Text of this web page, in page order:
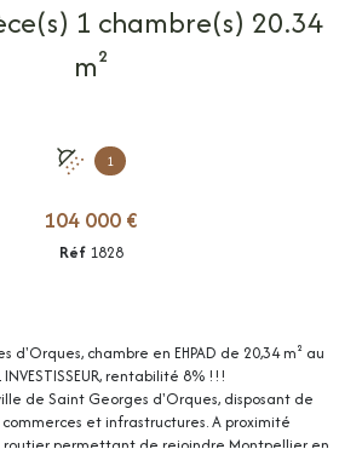
m²
1
104 000 €
Réf 1828
d'Orques, chambre en EHPAD de 20,34 m² au
rentabilité 8% !!!
de Saint Georges d'Orques, disposant de
et infrastructures. A proximité
permettant de rejoindre Montpellier en